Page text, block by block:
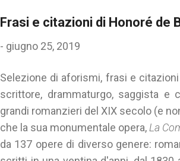
Frasi e citazioni di Honoré de
- giugno 25, 2019
Selezione di aforismi, frasi e
scrittore, drammaturgo, saggista
grandi romanzieri del XIX secolo (e
che la sua monumentale opera, La
da 137 opere di diverso genere: